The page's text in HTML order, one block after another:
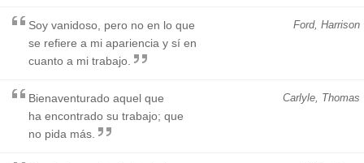
Ford, Harrison
Soy vanidoso, pero no en lo que
se refiere a mi apariencia y sí en
cuanto a mi trabajo.
Carlyle, Thomas
Bienaventurado aquel que
ha encontrado su trabajo; que
no pida más.